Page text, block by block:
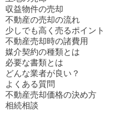
収益物件の売却
不動産の売却の流れ
少しでも高く売るポイント
不動産売却時の諸費用
媒介契約の種類とは
必要な書類とは
どんな業者が良い？
よくある質問
不動産売却価格の決め方
相続相談